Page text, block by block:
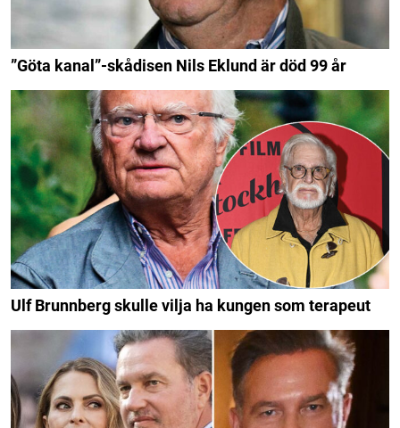
”Göta kanal”-skådisen Nils Eklund är död 99 år
Ulf Brunnberg skulle vilja ha kungen som terapeut